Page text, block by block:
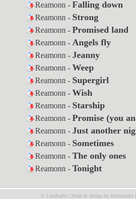
Reamonn - Falling down
Reamonn - Strong
Reamonn - Promised land
Reamonn - Angels fly
Reamonn - Jeanny
Reamonn - Weep
Reamonn - Supergirl
Reamonn - Wish
Reamonn - Starship
Reamonn - Promise (you
Reamonn - Just another
Reamonn - Sometimes
Reamonn - The only ones
Reamonn - Tonight
© LineRadio | Made & design by Dmitrienko